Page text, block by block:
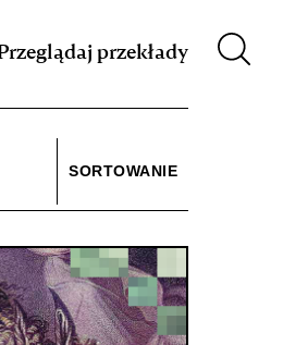
Przeglądaj przekłady
SORTOWANIE